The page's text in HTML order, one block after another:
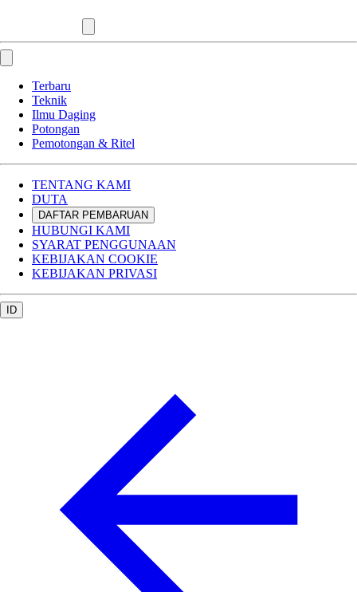
Terbaru
Teknik
Ilmu Daging
Potongan
Pemotongan & Ritel
TENTANG KAMI
DUTA
DAFTAR PEMBARUAN
HUBUNGI KAMI
SYARAT PENGGUNAAN
KEBIJAKAN COOKIE
KEBIJAKAN PRIVASI
ID